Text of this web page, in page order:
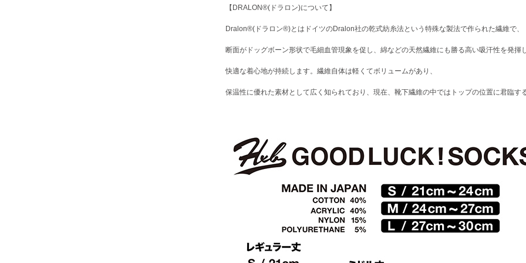
【DRALON®(ドラロン)について】
Dralon®(ドラロン®)とはドイツのDralon社の乾式紡糸法という特殊な製法で作られた繊維で、
断面がドッグボーン形状で毛細血管現象を促し、綿などの天然繊維にも勝る高い吸汗性を発揮し
快適な着心地が持続します。繊維自体は軽くてボリュームがあり、
保温性に優れた素材として広く知られており、現在、靴下繊維の中ではトップの位置に君臨す